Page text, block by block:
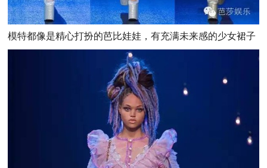
模特都像是精心打扮的芭比娃娃，有充满未来感的少女裙子